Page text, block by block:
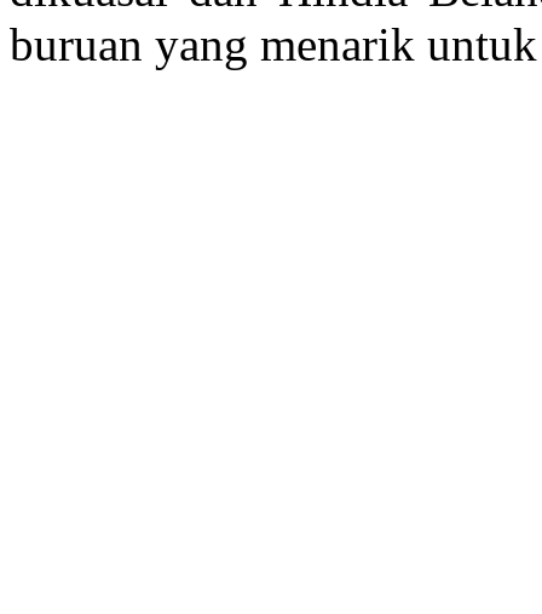
buruan yang menarik untuk